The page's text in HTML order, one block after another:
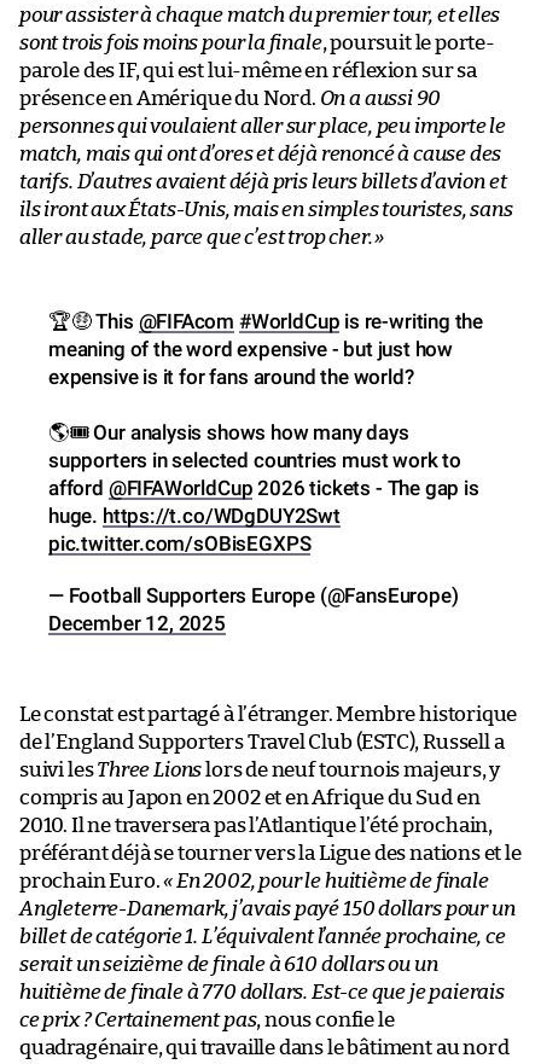
pour assister à chaque match du premier tour, et elles
sont trois fois moins pour la finale, poursuit le porte-
parole des IF, qui est lui-même en réflexion sur sa
présence en Amérique du Nord. On a aussi 90
personnes qui voulaient aller sur place, peu importe le
match, mais qui ont d’ores et déjà renoncé à cause des
tarifs. D’autres avaient déjà pris leurs billets d’avion et
ils iront aux États-Unis, mais en simples touristes, sans
aller au stade, parce que c’est trop cher.»
🏆🤑 This @FIFAcom #WorldCup is re-writing the
meaning of the word expensive - but just how
expensive is it for fans around the world?
🌎🎟️ Our analysis shows how many days
supporters in selected countries must work to
afford @FIFAWorldCup 2026 tickets - The gap is
huge. https://t.co/WDgDUY2Swt
pic.twitter.com/sOBisEGXPS
— Football Supporters Europe (@FansEurope)
December 12, 2025
Le constat est partagé à l’étranger. Membre historique
de l’England Supporters Travel Club (ESTC), Russell a
suivi lesThree Lionslors de neuf tournois majeurs, y
compris au Japon en 2002 et en Afrique du Sud en
2010. Il ne traversera pas l’Atlantique l’été prochain,
préférant déjà se tourner vers la Ligue des nations et le
prochain Euro.« En 2002, pour le huitième de finale
Angleterre-Danemark, j’avais payé 150 dollars pour un
billet de catégorie 1. L’équivalent l’année prochaine, ce
serait un seizième de finale à 610 dollars ou un
huitième de finale à 770 dollars. Est-ce que je paierais
ce prix ? Certainement pas, nous confie le
quadragénaire, qui travaille dans le bâtiment au nord